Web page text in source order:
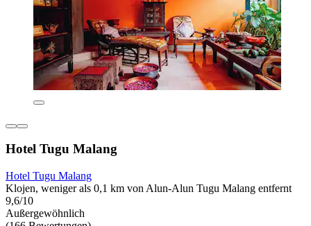
Hotel Tugu Malang
Hotel Tugu Malang
Klojen, weniger als 0,1 km von Alun-Alun Tugu Malang entfernt
9,6/10
Außergewöhnlich